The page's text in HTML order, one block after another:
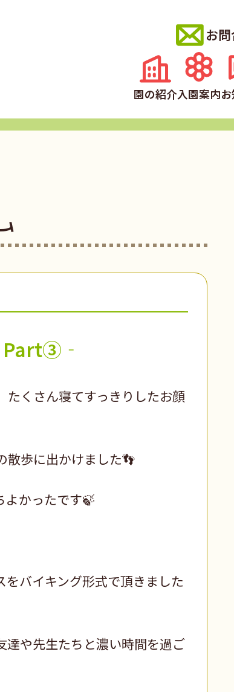
園の紹介入園案内
お
たくさん寝てすっきりしたお顔
散歩に出かけました👣
よかったです🍃
バイキング形式で頂きました
達や先生たちと濃い時間を過ご